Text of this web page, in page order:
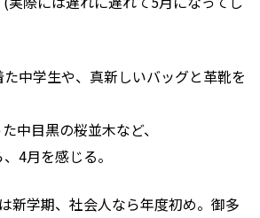
中学生や、真新しいバッグと革靴を
中目黒の桜並木など、
4月を感じる。
新学期、社会人なら年度初め。御多